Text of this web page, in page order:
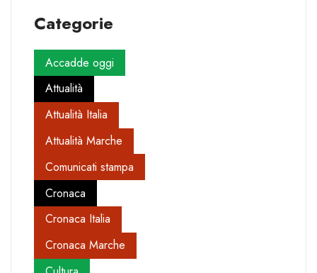
Categorie
Accadde oggi
Attualità
Attualità Italia
Attualità Marche
Comunicati stampa
Cronaca
Cronaca Italia
Cronaca Marche